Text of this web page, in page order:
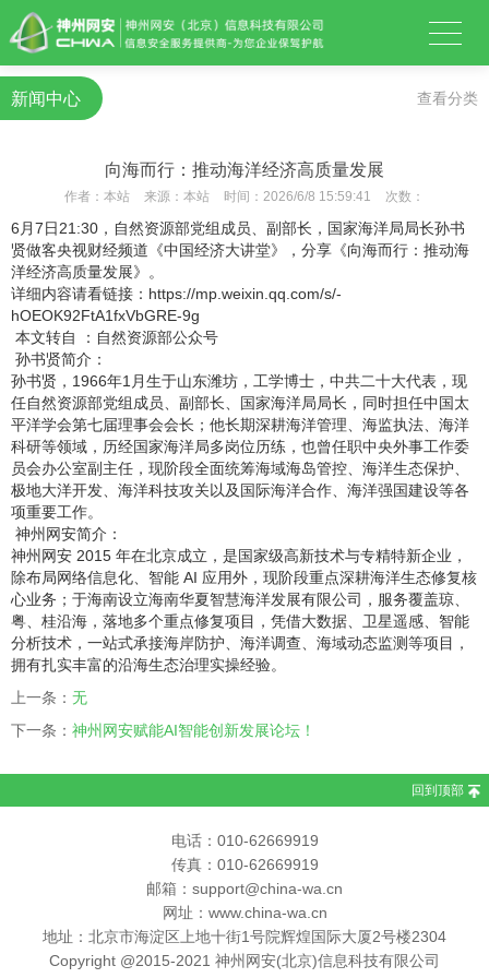
新闻中心 查看分类
向海而行：推动海洋经济高质量发展
作者： 本站 来源： 本站 时间： 2026/6/8 15:59:41 次数：
6月7日21:30，自然资源部党组成员、副部长，国家海洋局局长孙书
贤做客央视财经频道《中国经济大讲堂》，分享《向海而行：推动海
洋经济高质量发展》。
详细内容请看链接： https://mp.weixin.qq.com/s/-
hOEOK92FtA1fxVbGRE-9g
本文转自 ：自然资源部公众号
孙书贤简介：
孙书贤，1966年1月生于山东潍坊，工学博士，中共二十大代表，现
任自然资源部党组成员、副部长、国家海洋局局长，同时担任中国太
平洋学会第七届理事会会长；他长期深耕海洋管理、海监执法、海洋
科研等领域，历经国家海洋局多岗位历练，也曾任职中央外事工作委
员会办公室副主任，现阶段全面统筹海域海岛管控、海洋生态保护、
极地大洋开发、海洋科技攻关以及国际海洋合作、海洋强国建设等各
项重要工作。
神州网安简介：
神州网安 2015 年在北京成立，是国家级高新技术与专精特新企业，
除布局网络信息化、智能 AI 应用外，现阶段重点深耕海洋生态修复核
心业务；于海南设立海南华夏智慧海洋发展有限公司，服务覆盖琼、
粤、桂沿海，落地多个重点修复项目，凭借大数据、卫星遥感、智能
分析技术，一站式承接海岸防护、海洋调查、海域动态监测等项目，
拥有扎实丰富的沿海生态治理实操经验。
上一条： 无
下一条： 神州网安赋能AI智能创新发展论坛！
回到顶部
电话：010-62669919
传真：010-62669919
邮箱：support@china-wa.cn
网址：www.china-wa.cn
地址：北京市海淀区上地十街1号院辉煌国际大厦2号楼2304
Copyright @2015-2021 神州网安(北京)信息科技有限公司